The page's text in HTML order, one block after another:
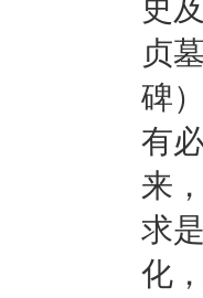
史
贞
碑
有
来
求
化